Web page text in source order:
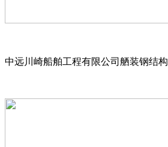
中远川崎船舶工程有限公司舾装钢结构